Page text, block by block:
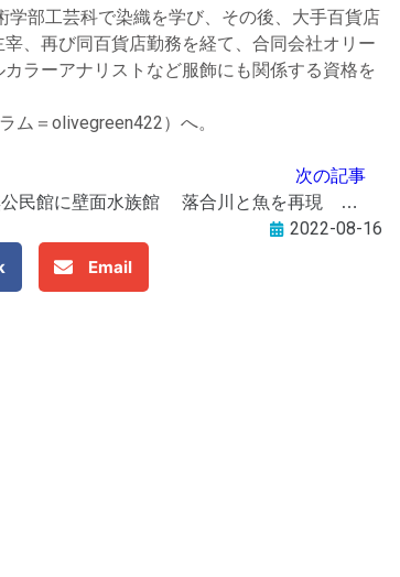
部工芸科で染織を学び、その後、大手百貨店
、再び同百貨店勤務を経て、合同会社オリー
ラーアナリストなど服飾にも関係する資格を
＝olivegreen422）へ。
次の記事
田無公民館に壁面水族館 落合川と魚を再現 市民参加で手作り
2022-08-16
Email